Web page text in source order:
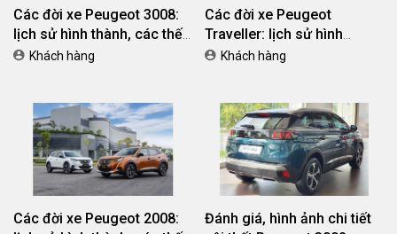
Các đời xe Peugeot 3008:
lịch sử hình thành, các thế
hệ trên thế giới và Việt Nam
Khách hàng
Các đời xe Peugeot
Traveller: lịch sử hình
thành, các thế hệ trên thế
Khách hàng
Các đời xe Peugeot 2008:
Đánh giá, hình ảnh chi tiết